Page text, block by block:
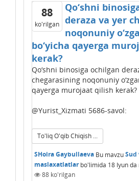
88
ko'rilgan
Qo‘shni
deraza va yer
noqonuniy
bo‘yicha qayerga
kerak?
Qo‘shni binosiga ochilgan
chegarasining noqonuniy
qayerga murojaat qilish kerak?
@Yurist_Xizmati 5686-savol:
To'liq O'qib Chiqish ...
SHoira Gaybullaeva Bu mavzu
maslaxatlatlarbo'limida 18 Iyunda
88 ko'rilgan